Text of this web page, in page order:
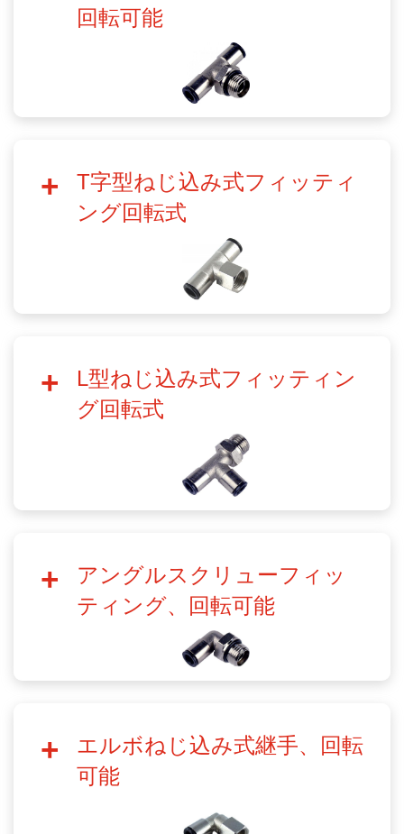
回転可能
T字型ねじ込み式フィッティ
ング回転式
L型ねじ込み式フィッティン
グ回転式
アングルスクリューフィッ
ティング、回転可能
エルボねじ込み式継手、回転
可能